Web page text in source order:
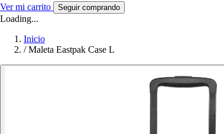
Ver mi carrito Seguir comprando
Loading...
Inicio
/ Maleta Eastpak Case L